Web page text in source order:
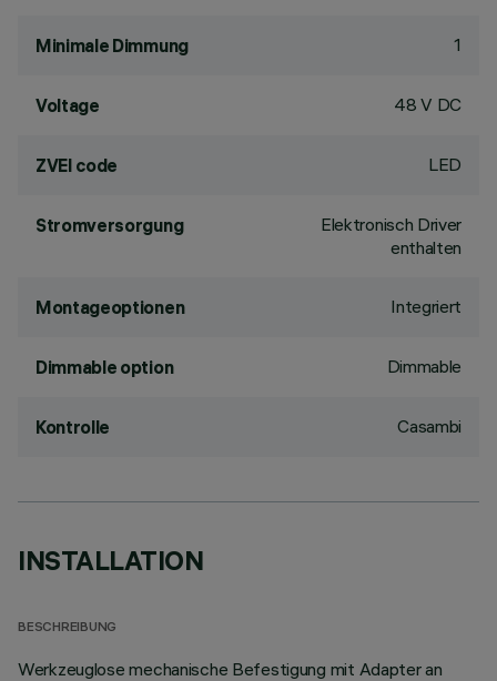
Minimale Dimmung 1
Voltage 48 V DC
ZVEI code LED
Stromversorgung
Elektronisch Driver
enthalten
Montageoptionen Integriert
Dimmable option Dimmable
Kontrolle Casambi
INSTALLATION
BESCHREIBUNG
Werkzeuglose mechanische Befestigung mit Adapter an